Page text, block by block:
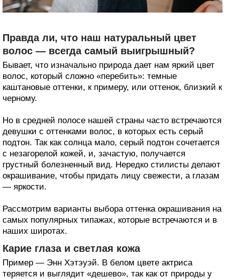
Правда ли, что наш натуральный цвет
волос — всегда самый выигрышный?
Бывает, что изначально природа дает нам яркий цвет
волос, который сложно «перебить»: темные
каштановые оттенки, к примеру, или оттенок, близкий к
черному.
Но в средней полосе нашей страны часто встречаются
девушки с оттенками волос, в которых есть серый
подтон. Так как солнца мало, серый подтон сочетается
с незагорелой кожей, и, зачастую, получается
грустный болезненный вид. Нередко стилисты делают
окрашивание, чтобы придать лицу свежести, а глазам
— яркости.
Рассмотрим варианты выбора оттенка окрашивания на
самых популярных типажах, которые встречаются и в
наших широтах.
Карие глаза и светлая кожа
Пример — Энн Хэтэуэй. В белом цвете актриса
теряется и выглядит «дешево», так как от природы у